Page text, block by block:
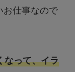
お仕事なので
なって、イラ